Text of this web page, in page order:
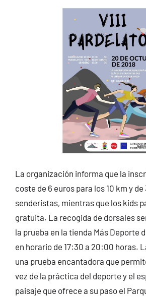
La organización informa que la
coste de 6 euros para los 10 km y
senderistas, mientras que los kids
gratuita. La recogida de dorsales
la prueba en la tienda Más Deporte
en horario de 17:30 a 20:00 horas.
una prueba encantadora que
vez de la práctica del deporte y el
paisaje que ofrece a su paso el